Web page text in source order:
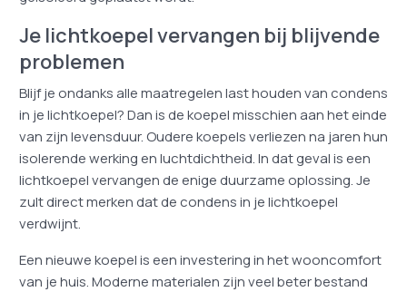
Je lichtkoepel vervangen bij blijvende
problemen
Blijf je ondanks alle maatregelen last houden van condens
in je lichtkoepel? Dan is de koepel misschien aan het einde
van zijn levensduur. Oudere koepels verliezen na jaren hun
isolerende werking en luchtdichtheid. In dat geval is een
lichtkoepel vervangen de enige duurzame oplossing. Je
zult direct merken dat de condens in je lichtkoepel
verdwijnt.
Een nieuwe koepel is een investering in het wooncomfort
van je huis. Moderne materialen zijn veel beter bestand